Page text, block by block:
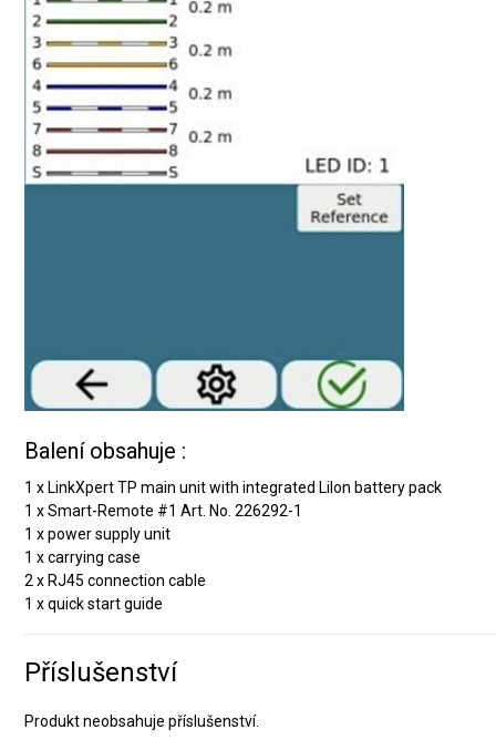
Balení obsahuje :
1 x LinkXpert TP main unit with integrated LiIon battery pack
1 x Smart-Remote #1 Art. No. 226292-1
1 x power supply unit
1 x carrying case
2 x RJ45 connection cable
1 x quick start guide
Příslušenství
Produkt neobsahuje příslušenství.